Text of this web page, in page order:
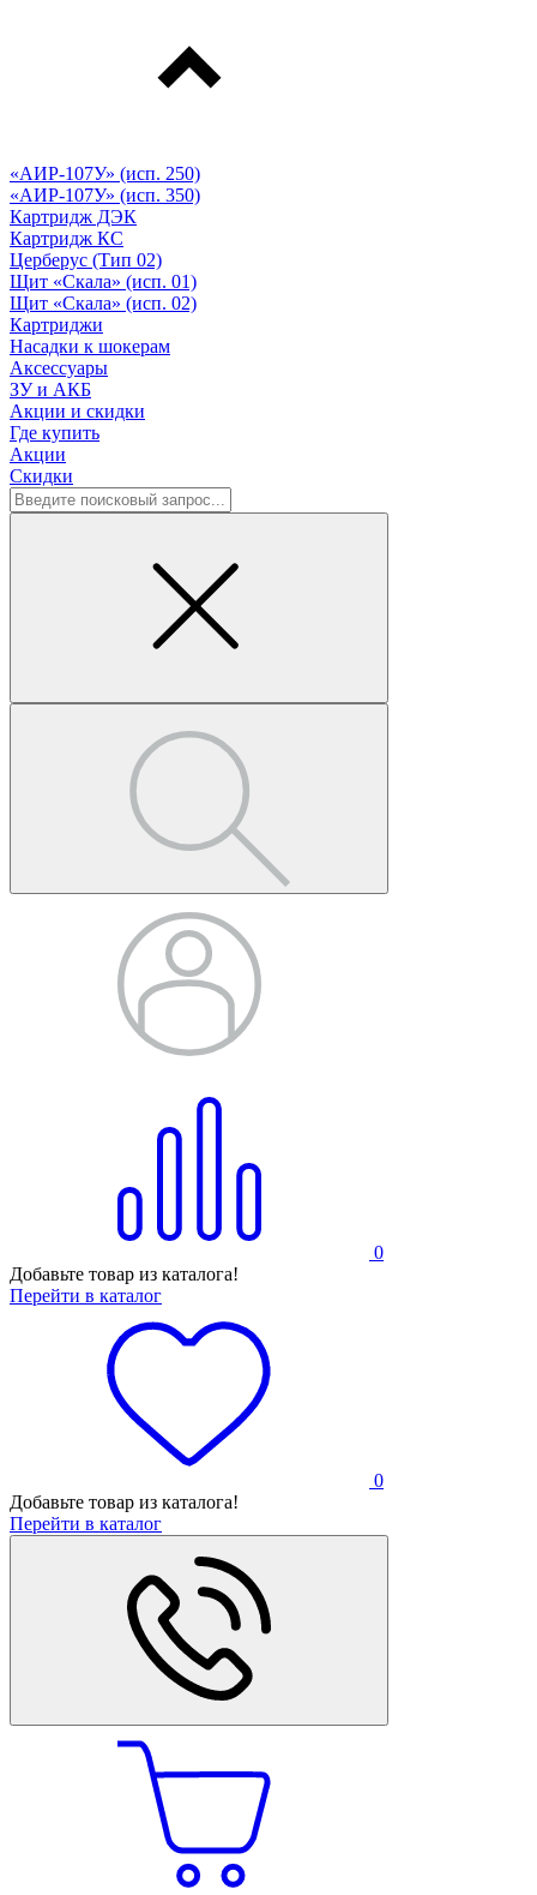
«АИР-107У» (исп. 250)
«АИР-107У» (исп. 350)
Картридж ДЭК
Картридж КС
Церберус (Тип 02)
Щит «Скала» (исп. 01)
Щит «Скала» (исп. 02)
Картриджи
Насадки к шокерам
Аксессуары
ЗУ и АКБ
Акции и скидки
Где купить
Акции
Скидки
0
Добавьте товар из каталога!
Перейти в каталог
0
Добавьте товар из каталога!
Перейти в каталог